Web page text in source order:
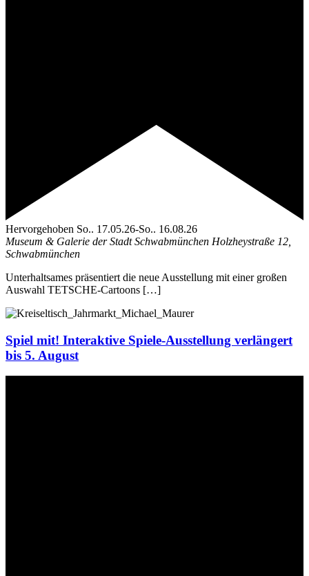
Hervorgehoben So.. 17.05.26-So.. 16.08.26
Museum & Galerie der Stadt Schwabmünchen Holzheystraße 12,
Schwabmünchen
Unterhaltsames präsentiert die neue Ausstellung mit einer großen
Auswahl TETSCHE-Cartoons […]
Spiel mit! Interaktive Spiele-Ausstellung verlängert
bis 5. August